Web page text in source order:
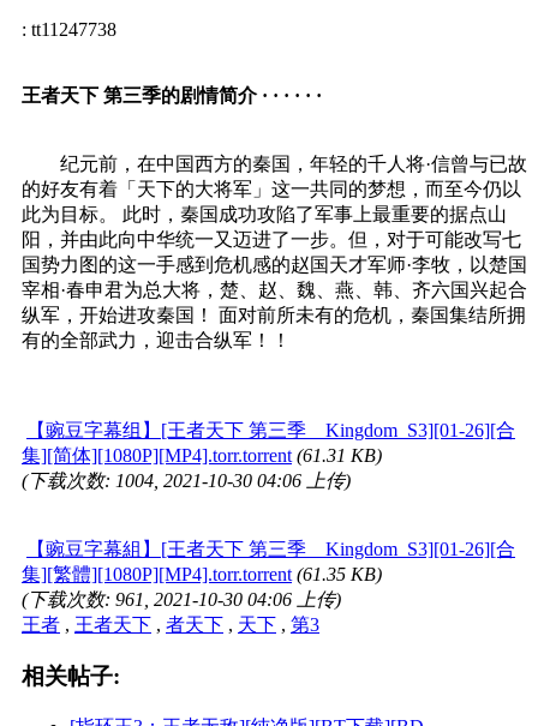
: tt11247738
王者天下 第三季的剧情简介 · · · · · ·
纪元前，在中国西方的秦国，年轻的千人将·信曾与已故
的好友有着「天下的大将军」这一共同的梦想，而至今仍以
此为目标。 此时，秦国成功攻陷了军事上最重要的据点山
阳，并由此向中华统一又迈进了一步。但，对于可能改写七
国势力图的这一手感到危机感的赵国天才军师·李牧，以楚国
宰相·春申君为总大将，楚、赵、魏、燕、韩、齐六国兴起合
纵军，开始进攻秦国！ 面对前所未有的危机，秦国集结所拥
有的全部武力，迎击合纵军！！
【豌豆字幕组】[王者天下 第三季 _ Kingdom_S3][01-26][合
集][简体][1080P][MP4].torr.torrent (61.31 KB)
(下载次数: 1004, 2021-10-30 04:06 上传)
【豌豆字幕組】[王者天下 第三季 _ Kingdom_S3][01-26][合
集][繁體][1080P][MP4].torr.torrent (61.35 KB)
(下载次数: 961, 2021-10-30 04:06 上传)
王者 , 王者天下 , 者天下 , 天下 , 第3
相关帖子: